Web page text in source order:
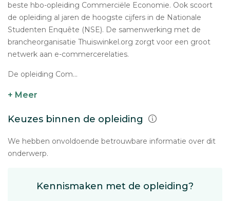
beste hbo-opleiding Commerciële Economie. Ook scoort
de opleiding al jaren de hoogste cijfers in de Nationale
Studenten Enquête (NSE). De samenwerking met de
brancheorganisatie Thuiswinkel.org zorgt voor een groot
netwerk aan e-commercerelaties.
De opleiding Com...
+ Meer
Keuzes binnen de opleiding
We hebben onvoldoende betrouwbare informatie over dit
onderwerp.
Kennismaken met de opleiding?